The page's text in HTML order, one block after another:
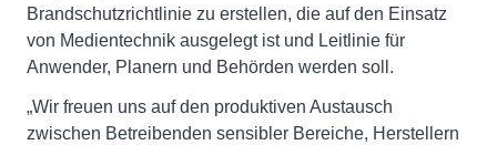
Brandschutzrichtlinie zu erstellen, die auf den Einsatz
von Medientechnik ausgelegt ist und Leitlinie für
Anwender, Planern und Behörden werden soll.
„Wir freuen uns auf den produktiven Austausch
zwischen Betreibenden sensibler Bereiche, Herstellern